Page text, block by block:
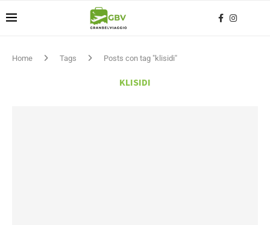
Home Tags Posts con tag "klisidi"
KLISIDI